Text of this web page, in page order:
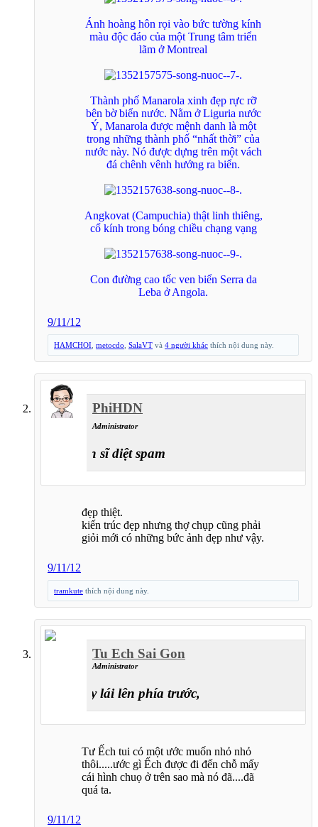
Ánh hoàng hôn rọi vào bức tường kính
màu độc đáo của một Trung tâm triển
lãm ở Montreal
Thành phố Manarola xinh đẹp rực rỡ
bên bờ biển nước. Nằm ở Liguria nước
Ý, Manarola được mệnh danh là một
trong những thành phố “nhất thời” của
nước này. Nó được dựng trên một vách
đá chênh vênh hướng ra biển.
Angkovat (Campuchia) thật linh thiêng,
cổ kính trong bóng chiều chạng vạng
Con đường cao tốc ven biển Serra da
Leba ở Angola.​
9/11/12
HAMCHOI metocdo SalaVT và 4 người khác thích nội dung này.
PhiHDN
Administrator
chiến sĩ diệt spam
đẹp thiệt.
kiến trúc đẹp nhưng thợ chụp cũng phải
giỏi mới có những bức ảnh đẹp như vậy.
9/11/12
tramkute thích nội dung này.
Tu Ech Sai Gon
Administrator
Hãy lái lên phía trước, nơi đó là cả bầu trời
Tư Ếch tui có một ước muốn nhỏ nhỏ
thôi.....ước gì Ếch được đi đến chỗ mấy
cái hình chuọ ở trên sao mà nó đã....đã
quá ta.
9/11/12